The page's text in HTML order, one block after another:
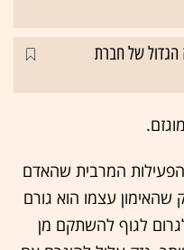
המכרז הגדול של חברת
הפעילות המרבית שהאדם
שהאימון עצמו הוא גורם
לגוף להשתקם מן